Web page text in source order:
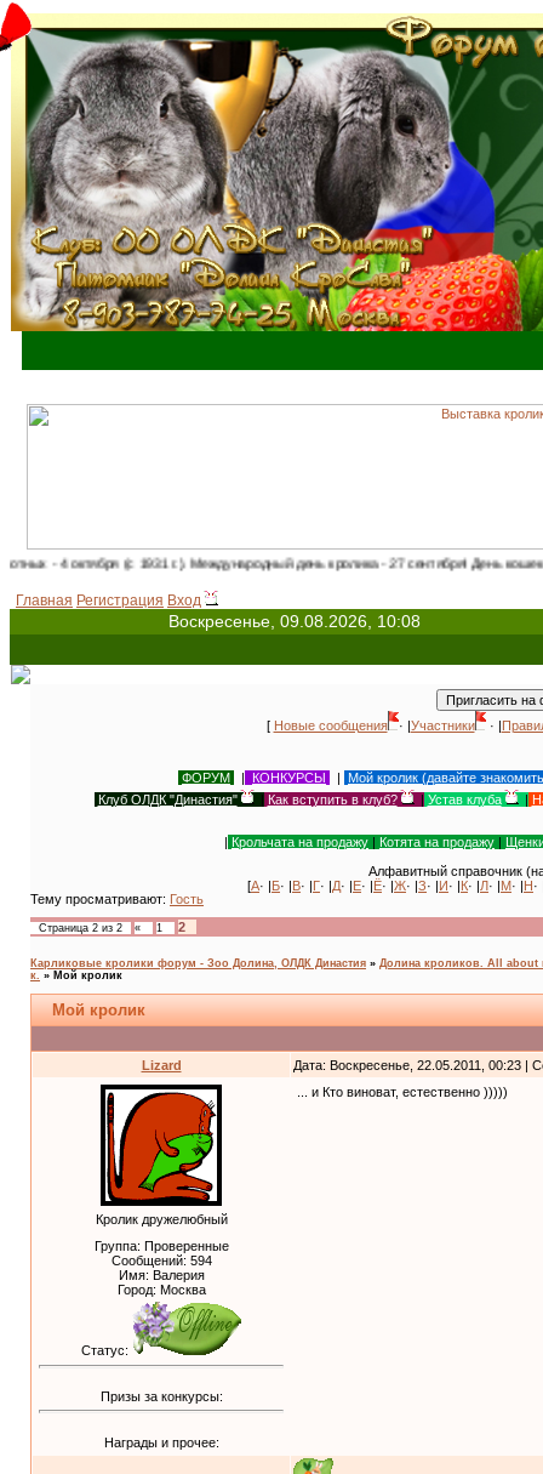
(с 1931 г.). Международный день кролика - 27 сентября! День кошек в России - 1
Главная Регистрация Вход
Воскресенье, 09.08.2026, 10:08
[ Новые сообщения · |Участники · |
ФОРУМ | КОНКУРСЫ | Мой кролик (давайте
Клуб ОЛДК "Династия"
| Как вступить в клуб? | Устав клуба |
| Крольчата на продажу | Котята на продажу |
Алфавитный справочник
[А· |Б· |В· |Г· |Д· |Е· |Ё· |Ж· |З· |И· |К· |Л· |М· |Н·
Тему просматривают: Гость
Страница 2 из 2 « 1 2
Карликовые кролики форум - Зоо Долина, ОЛДК Династия » Долина кроликов. All about
к. » Мой кролик
Мой кролик
Lizard Дата: Воскресенье, 22.05.2011, 00:23 |
Кролик дружелюбный
Группа: Проверенные
Сообщений: 594
Имя: Валерия
Город: Москва
Статус:
Призы за конкурсы:
Награды и прочее:
... и Кто виноват, естественно )))))